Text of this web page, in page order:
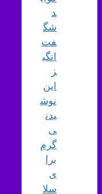
د
شگ
فت‌
انگی
ز
این
نوش
یدن
ی
گرم
برا
ی
سلا